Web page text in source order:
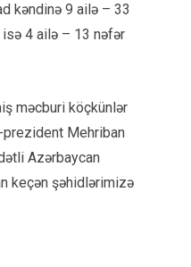
kəndinə 9 ailə – 33
isə 4 ailə – 13 nəfər
məcburi köçkünlər
prezident Mehriban
Azərbaycan
keçən şəhidlərimizə